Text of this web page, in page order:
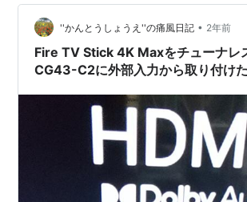
オ」と「ドルビーデジタルプラス」を選
ています。もちろん、ここに「Dol…
''かんとうしょうえ''の痛風日記 • 2年前
Fire TV Stick 4K Maxをチューナレ
CG43-C2に外部入力から取り付け